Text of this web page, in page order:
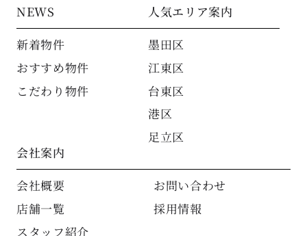
NEWS
新着物件
おすすめ物件
こだわり物件
人気エリア案内
墨田区
江東区
台東区
港区
足立区
会社案内
会社概要
店舗一覧
スタッフ紹介
お問い合わせ
採用情報